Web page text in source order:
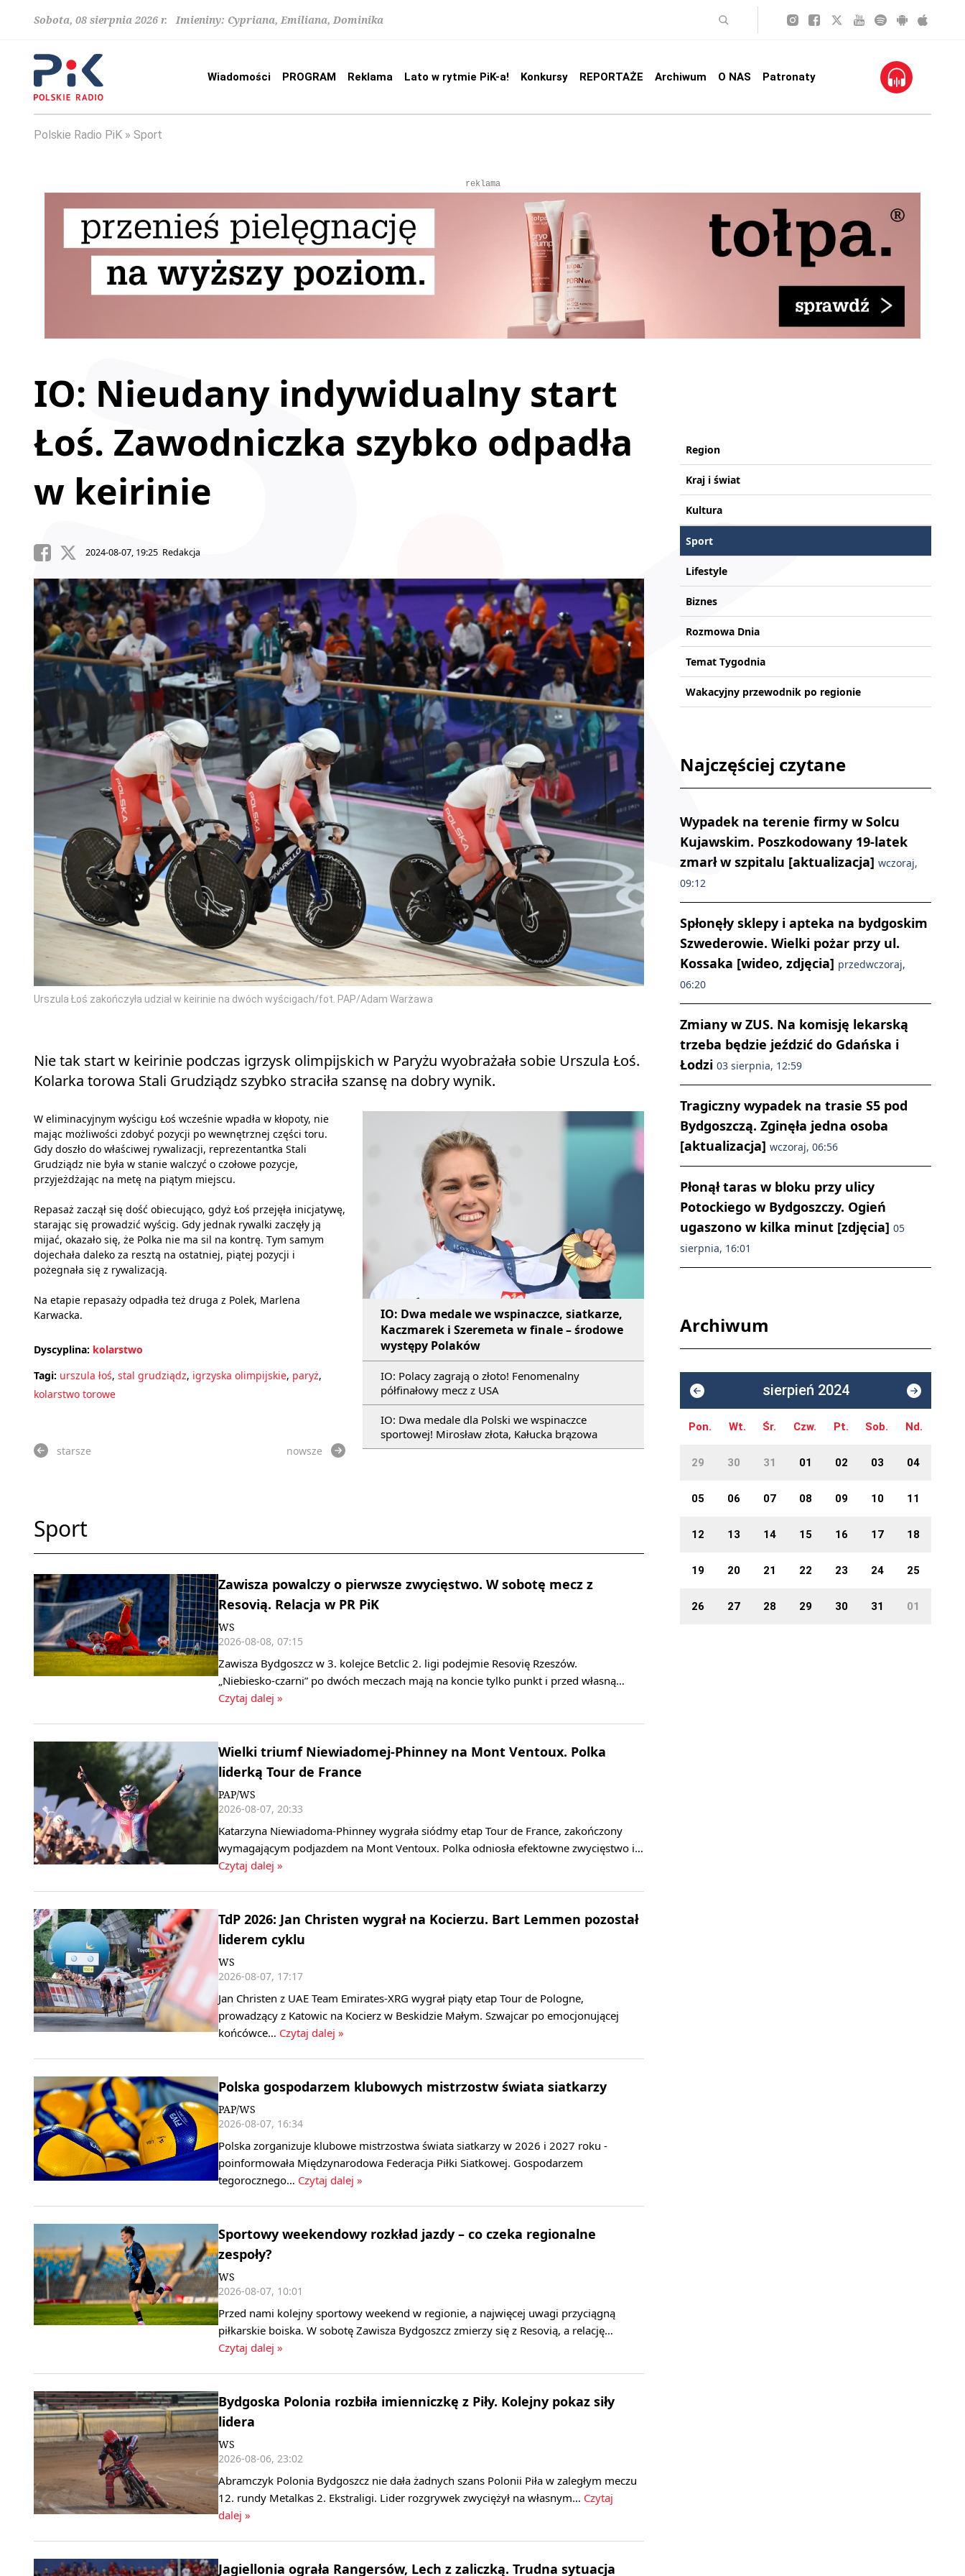
Sobota, 08 sierpnia 2026 r. Imieniny: Cypriana, Emiliana, Dominika
Wiadomości PROGRAM Reklama Lato w rytmie PiK-a! Konkursy REPORTAŻE Archiwum O NAS Patronaty
Polskie Radio PiK Sport
reklama
IO: Nieudany indywidualny start
Łoś. Zawodniczka szybko odpadła
w keirinie
2024-08-07, 19:25 Redakcja
Urszula Łoś zakończyła udział w keirinie na dwóch wyścigach/fot. PAP/Adam Warżawa
Nie tak start w keirinie podczas igrzysk olimpijskich w Paryżu wyobrażała sobie Urszula Łoś.
Kolarka torowa Stali Grudziądz szybko straciła szansę na dobry wynik.
IO: Dwa medale we wspinaczce, siatkarze,
Kaczmarek i Szeremeta w finale – środowe
występy Polaków
IO: Polacy zagrają o złoto! Fenomenalny
półfinałowy mecz z USA
IO: Dwa medale dla Polski we wspinaczce
sportowej! Mirosław złota, Kałucka brązowa
W eliminacyjnym wyścigu Łoś wcześnie wpadła w kłopoty, nie
mając możliwości zdobyć pozycji po wewnętrznej części toru.
Gdy doszło do właściwej rywalizacji, reprezentantka Stali
Grudziądz nie była w stanie walczyć o czołowe pozycje,
przyjeżdżając na metę na piątym miejscu.
Repasaż zaczął się dość obiecująco, gdyż Łoś przejęła inicjatywę,
starając się prowadzić wyścig. Gdy jednak rywalki zaczęły ją
mijać, okazało się, że Polka nie ma sil na kontrę. Tym samym
dojechała daleko za resztą na ostatniej, piątej pozycji i
pożegnała się z rywalizacją.
Na etapie repasaży odpadła też druga z Polek, Marlena
Karwacka.
Dyscyplina: kolarstwo
Tagi: urszula łoś, stal grudziądz, igrzyska olimpijskie, paryż,
kolarstwo torowe
starsze nowsze
Sport
Zawisza powalczy o pierwsze zwycięstwo. W sobotę mecz z
Resovią. Relacja w PR PiK
WS
2026-08-08, 07:15
Zawisza Bydgoszcz w 3. kolejce Betclic 2. ligi podejmie Resovię Rzeszów.
„Niebiesko‑czarni” po dwóch meczach mają na koncie tylko punkt i przed własną…
Czytaj dalej »
Wielki triumf Niewiadomej-Phinney na Mont Ventoux. Polka
liderką Tour de France
PAP/WS
2026-08-07, 20:33
Katarzyna Niewiadoma-Phinney wygrała siódmy etap Tour de France, zakończony
wymagającym podjazdem na Mont Ventoux. Polka odniosła efektowne zwycięstwo i…
Czytaj dalej »
TdP 2026: Jan Christen wygrał na Kocierzu. Bart Lemmen pozostał
liderem cyklu
WS
2026-08-07, 17:17
Jan Christen z UAE Team Emirates-XRG wygrał piąty etap Tour de Pologne,
prowadzący z Katowic na Kocierz w Beskidzie Małym. Szwajcar po emocjonującej
końcówce… Czytaj dalej »
Polska gospodarzem klubowych mistrzostw świata siatkarzy
PAP/WS
2026-08-07, 16:34
Polska zorganizuje klubowe mistrzostwa świata siatkarzy w 2026 i 2027 roku -
poinformowała Międzynarodowa Federacja Piłki Siatkowej. Gospodarzem
tegorocznego… Czytaj dalej »
Sportowy weekendowy rozkład jazdy – co czeka regionalne
zespoły?
WS
2026-08-07, 10:01
Przed nami kolejny sportowy weekend w regionie, a najwięcej uwagi przyciągną
piłkarskie boiska. W sobotę Zawisza Bydgoszcz zmierzy się z Resovią, a relację…
Czytaj dalej »
Bydgoska Polonia rozbiła imienniczkę z Piły. Kolejny pokaz siły
lidera
WS
2026-08-06, 23:02
Abramczyk Polonia Bydgoszcz nie dała żadnych szans Polonii Piła w zaległym meczu
12. rundy Metalkas 2. Ekstraligi. Lider rozgrywek zwyciężył na własnym… Czytaj
dalej »
Jagiellonia ograła Rangersów, Lech z zaliczką. Trudna sytuacja
Region
Kraj i świat
Kultura
Sport
Lifestyle
Biznes
Rozmowa Dnia
Temat Tygodnia
Wakacyjny przewodnik po regionie
Najczęściej czytane
Wypadek na terenie firmy w Solcu
Kujawskim. Poszkodowany 19-latek
zmarł w szpitalu [aktualizacja] wczoraj,
09:12
Spłonęły sklepy i apteka na bydgoskim
Szwederowie. Wielki pożar przy ul.
Kossaka [wideo, zdjęcia] przedwczoraj,
06:20
Zmiany w ZUS. Na komisję lekarską
trzeba będzie jeździć do Gdańska i
Łodzi 03 sierpnia, 12:59
Tragiczny wypadek na trasie S5 pod
Bydgoszczą. Zginęła jedna osoba
[aktualizacja] wczoraj, 06:56
Płonął taras w bloku przy ulicy
Potockiego w Bydgoszczy. Ogień
ugaszono w kilka minut [zdjęcia] 05
sierpnia, 16:01
Archiwum
sierpień 2024
Pon. Wt. Śr. Czw. Pt. Sob. Nd.
29 30 31 01 02 03 04
05 06 07 08 09 10 11
12 13 14 15 16 17 18
19 20 21 22 23 24 25
26 27 28 29 30 31 01